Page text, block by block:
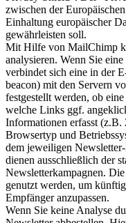
zwischen der
Einhaltung europäischer
gewährleisten soll.
Mit Hilfe von MailChimp
analysieren. Wenn Sie
verbindet sich eine in der
beacon) mit den Servern
festgestellt werden, ob
welche Links ggf.
Informationen erfasst
Browsertyp und
dem jeweiligen
dienen ausschließlich der
Newsletterkampagnen.
genutzt werden, um
Empfänger anzupassen.
Wenn Sie keine Analyse